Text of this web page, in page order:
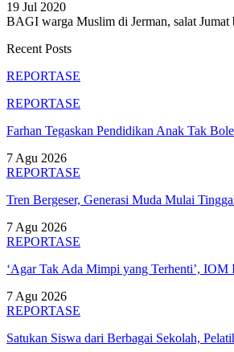
19 Jul 2020
BAGI warga Muslim di Jerman, salat Jumat
Recent Posts
REPORTASE
REPORTASE
Farhan Tegaskan Pendidikan Anak Tak
7 Agu 2026
REPORTASE
Tren Bergeser, Generasi Muda Mulai
7 Agu 2026
REPORTASE
‘Agar Tak Ada Mimpi yang Terhenti’,
7 Agu 2026
REPORTASE
Satukan Siswa dari Berbagai Sekolah,